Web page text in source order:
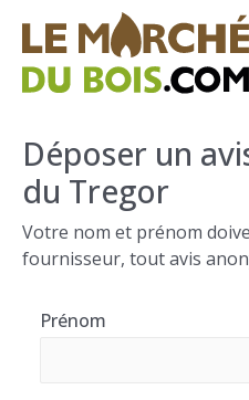
CHAUFFAGE AU BOIS
FAQ
CALCULER SA
Déposer un
du Tregor
Votre nom et prénom
fournisseur, tout avis
Prénom